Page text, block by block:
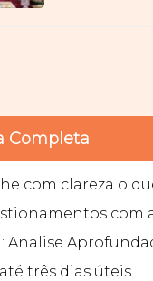
Completa
com clareza o
com
Analise
três dias úteis